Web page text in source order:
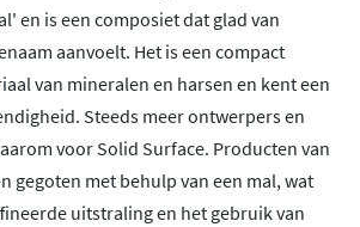
en is een composiet dat glad van
aanvoelt. Het is een compact
van mineralen en harsen en kent een
Steeds meer ontwerpers en
voor Solid Surface. Producten van
gegoten met behulp van een mal, wat
uitstraling en het gebruik van